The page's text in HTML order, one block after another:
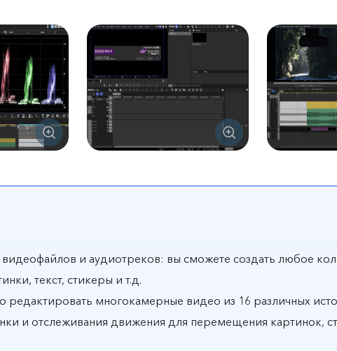
и аудиотреков: вы сможете создать любое
текст, стикеры и т.д.
многокамерные видео из 16 различных
и отслеживания движения для перемещения картинок,